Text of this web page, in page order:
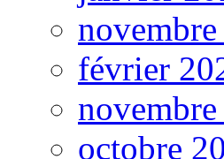
février
novembre
octobre